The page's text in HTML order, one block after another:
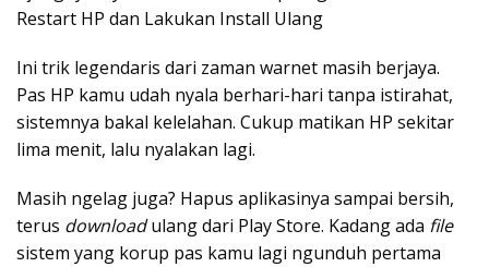
Restart HP dan Lakukan Install Ulang
Ini trik legendaris dari zaman warnet masih berjaya.
Pas HP kamu udah nyala berhari-hari tanpa istirahat,
sistemnya bakal kelelahan. Cukup matikan HP sekitar
lima menit, lalu nyalakan lagi.
Masih ngelag juga? Hapus aplikasinya sampai bersih,
terus downloadulang dari Play Store. Kadang ada file
sistem yang korup pas kamu lagi ngunduh pertama